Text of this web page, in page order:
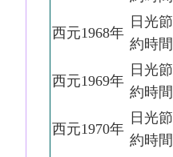
西元1968年
日光節
約時間
西元1969年
日光節
約時間
西元1970年
日光節
約時間